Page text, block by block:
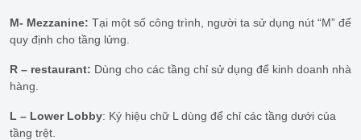
M- Mezzanine: Tại một số công trình, người ta sử dụng nút “M” để
quy định cho tầng lửng.
R – restaurant: Dùng cho các tầng chỉ sử dụng để kinh doanh nhà
hàng.
L – Lower Lobby: Ký hiệu chữ L dùng để chỉ các tầng dưới của
tầng trệt.